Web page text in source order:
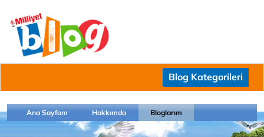
Blog Kategorileri
Ana Sayfam Hakkımda Bloglarım